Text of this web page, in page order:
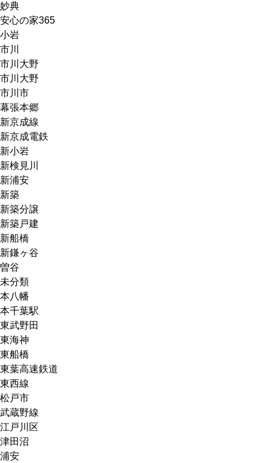
妙典
安心の家365
小岩
市川
市川大野
市川大野
市川市
幕張本郷
新京成線
新京成電鉄
新小岩
新検見川
新浦安
新築
新築分譲
新築戸建
新船橋
新鎌ヶ谷
曽谷
未分類
本八幡
本千葉駅
東武野田
東海神
東船橋
東葉高速鉄道
東西線
松戸市
武蔵野線
江戸川区
津田沼
浦安